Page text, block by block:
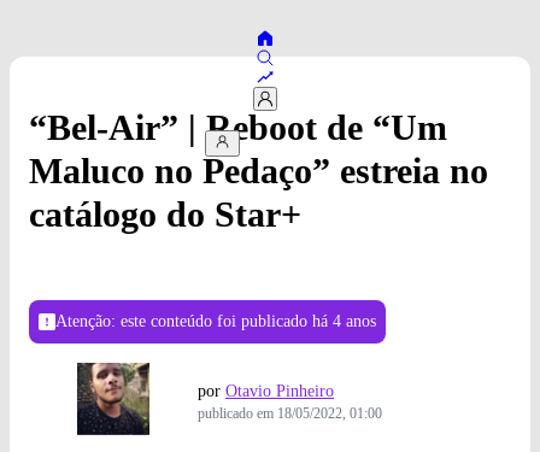
“Bel-Air” | Reboot de “Um
Maluco no Pedaço” estreia no
catálogo do Star+
Atenção: este conteúdo foi publicado há 4 anos
por Otavio Pinheiro
publicado em 18/05/2022, 01:00